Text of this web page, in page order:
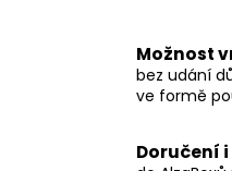
Možnost
bez udání
ve formě
Doručení